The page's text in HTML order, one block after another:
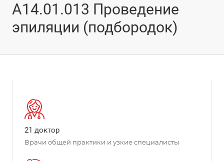
A14.01.013 Проведение
эпиляции (подбородок)
21 доктор
Врачи общей практики и узкие специалисты